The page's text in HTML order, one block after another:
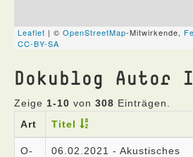
Dokublog Autor
Zeige 1-10 von 308 Einträgen.
Art
Titel
O-
06.02.2021 - Akustisches